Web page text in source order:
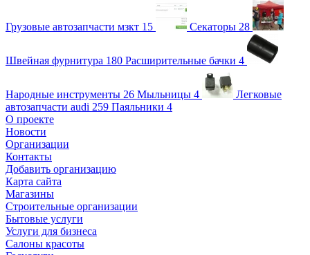
Грузовые автозапчасти мзкт 15 Секаторы 28
Швейная фурнитура 180 Расширительные бачки 4
Народные инструменты 26 Мыльницы 4
Легковые
автозапчасти audi 259 Паяльники 4
О проекте
Новости
Организации
Контакты
Добавить организацию
Карта сайта
Магазины
Строительные организации
Бытовые услуги
Услуги для бизнеса
Салоны красоты